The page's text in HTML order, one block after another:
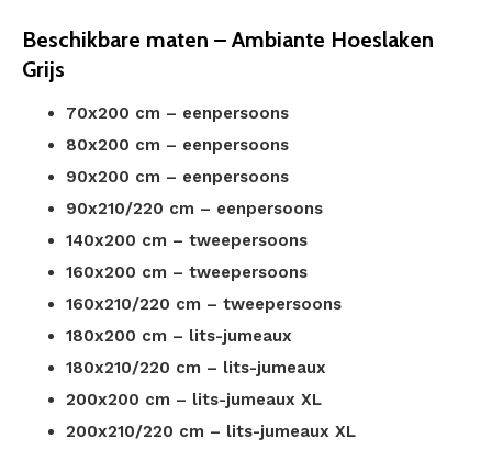
Beschikbare maten – Ambiante Hoeslaken
Grijs
70x200 cm – eenpersoons
80x200 cm – eenpersoons
90x200 cm – eenpersoons
90x210/220 cm – eenpersoons
140x200 cm – tweepersoons
160x200 cm – tweepersoons
160x210/220 cm – tweepersoons
180x200 cm – lits-jumeaux
180x210/220 cm – lits-jumeaux
200x200 cm – lits-jumeaux XL
200x210/220 cm – lits-jumeaux XL